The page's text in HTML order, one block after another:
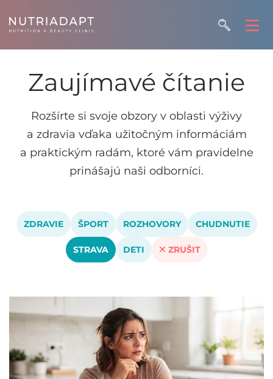
Zaujímavé čítanie
Rozšírte si svoje obzory v oblasti výživy
a zdravia vďaka užitočným informáciám
a praktickým radám, ktoré vám pravidelne
prinášajú naši odborníci.
ZDRAVIE ŠPORT ROZHOVORY CHUDNUTIE
STRAVA DETI ZRUŠIT